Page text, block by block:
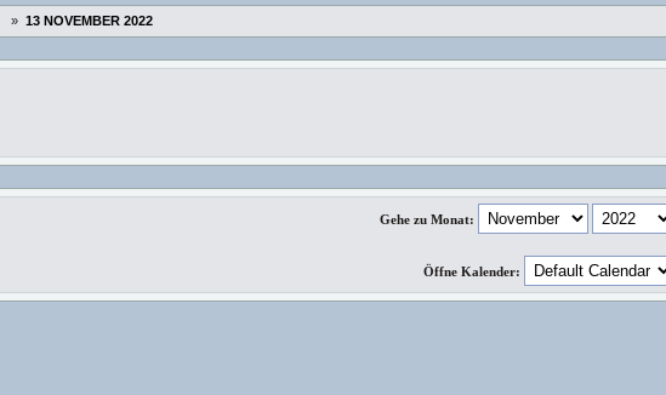
» 13 NOVEMBER 2022
Gehe zu Monat:
Öffne Kalender: